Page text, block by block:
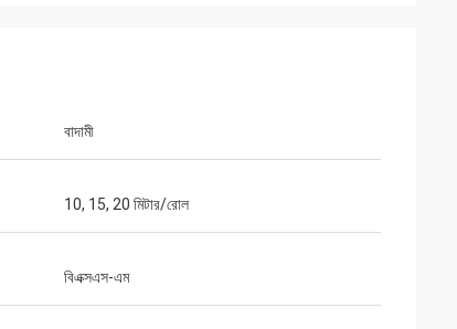
বাদামী
10, 15, 20 মিটার/রোল
বিএক্সএস-এম